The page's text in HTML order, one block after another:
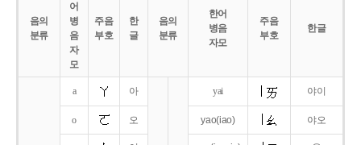
음의
분류
어
병
음
자
모
주음
부호
한
글
음의
분류
한어
병음
자모
주음
부호
한글
a 아 yai 야이
o 오 yao(iao) 야오